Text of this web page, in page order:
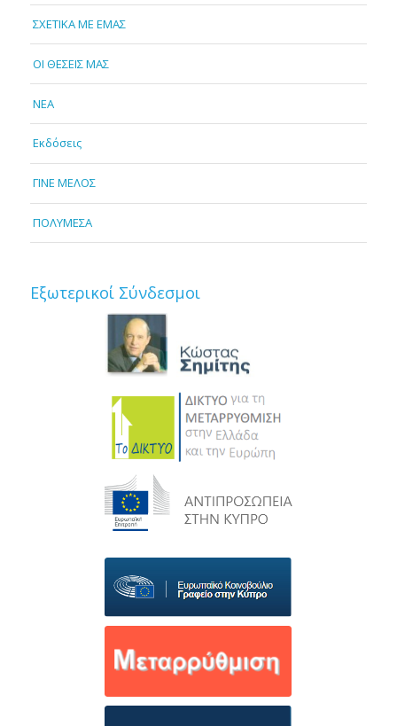
ΣΧΕΤΙΚΑ ΜΕ ΕΜΑΣ
OI ΘΕΣΕΙΣ ΜΑΣ
NEA
Εκδόσεις
ΓΙΝΕ ΜΕΛΟΣ
ΠΟΛΥΜΕΣΑ
Εξωτερικοί Σύνδεσμοι